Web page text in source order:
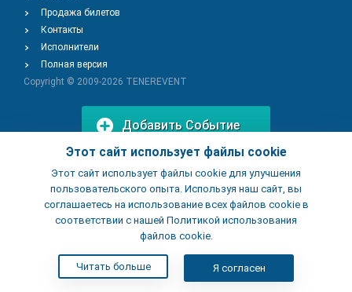
Этот сайт использует файлы cookie
Этот сайт использует файлы cookie для улучшения
пользовательского опыта. Используя наш сайт, вы
соглашаетесь на использование всех файлов cookie в
соответствии с нашей Политикой использования
файлов cookie.
Читать больше Я согласен
Продажа билетов
Контакты
Исполнители
Полная версия
Copyright © 2009-2026 TENEREVENT
Добавить Событие
Добавить Заведение